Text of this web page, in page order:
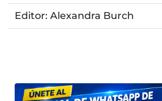
Editor: Alexandra Burch